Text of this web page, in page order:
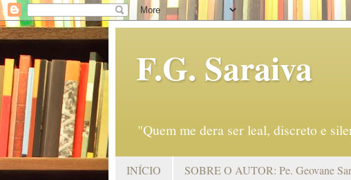
F.G. Saraiva
"Quem me dera ser leal, discreto e
INÍCIO SOBRE O AUTOR: Pe. Geovane